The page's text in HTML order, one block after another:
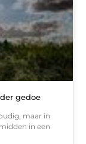
gedoe
maar in
in een